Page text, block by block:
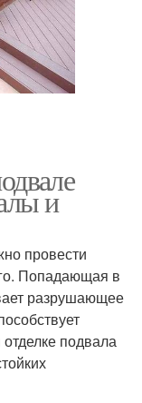
и
провести
Попадающая в
разрушающее
подвала